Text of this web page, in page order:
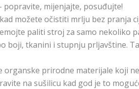
popravite, mijenjajte, posuđujte!
možete očistiti mrlju bez pranja
paliti stroj za samo nekoliko
boji, tkanini i stupnju prljavštine.
prirodne materijale koji
na sušilicu kad god je to